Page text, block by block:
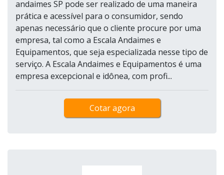
andaimes SP pode ser realizado de uma maneira
prática e acessível para o consumidor, sendo
apenas necessário que o cliente procure por uma
empresa, tal como a Escala Andaimes e
Equipamentos, que seja especializada nesse tipo de
serviço. A Escala Andaimes e Equipamentos é uma
empresa excepcional e idônea, com profi...
Cotar agora